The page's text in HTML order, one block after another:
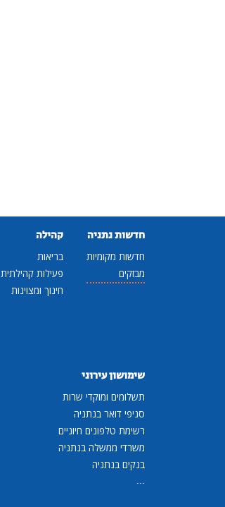
חדשות נתניה
חדשות מקומיות
מבזקים
קהילה
בריאות
פעילות קהילתית
חינוך ומצוינות
שימושון עירוני
תשלומים ומוקדי שרות
סניפי דואר בנתניה
רשימת טלפונים חיוניים
משרדי ממשלה בנתניה
בנקים בנתניה
...